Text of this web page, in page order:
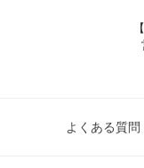
よくある質問